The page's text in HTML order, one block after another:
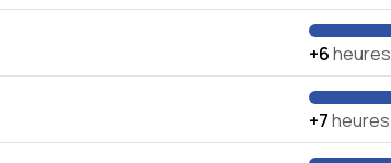
+6heures
+7heures